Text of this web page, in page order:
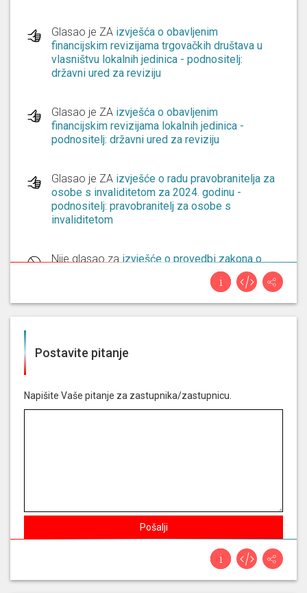
Glasao je ZA izvješća o obavljenim
financijskim revizijama trgovačkih društava u
vlasništvu lokalnih jedinica - podnositelj:
državni ured za reviziju
Glasao je ZA izvješća o obavljenim
financijskim revizijama lokalnih jedinica -
podnositelj: državni ured za reviziju
Glasao je ZA izvješće o radu pravobranitelja za
osobe s invaliditetom za 2024. godinu -
podnositelj: pravobranitelj za osobe s
invaliditetom
Nije glasao zaizvješće o provedbi zakona o
pravu na pristup informacijama za 2025. godinu
- podnositelj: povjerenik za informiranje
o poslovanju poliklinike medikol s hrvatskim
institucionalnim propustima i nezakonitostima
u ugovaranju i financiranju dijagnostičkih
Glasao je ZAodluka o povlačenju pripadnika
oružanih snaga republike hrvatske iz misije i
operacije potpore miru - izvješće - podnositelj:
Postavite pitanje
Napišite Vaše pitanje za zastupnika/zastupnicu.
Pošalji